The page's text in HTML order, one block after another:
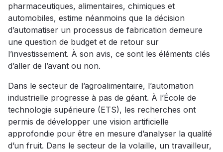
pharmaceutiques, alimentaires, chimiques et
automobiles, estime néanmoins que la décision
d’automatiser un processus de fabrication demeure
une question de budget et de retour sur
l’investissement. À son avis, ce sont les éléments clés
d’aller de l’avant ou non.
Dans le secteur de l’agroalimentaire, l’automation
industrielle progresse à pas de géant. À l’École de
technologie supérieure (ETS), les recherches ont
permis de développer une vision artificielle
approfondie pour être en mesure d’analyser la qualité
d’un fruit. Dans le secteur de la volaille, un travailleur,